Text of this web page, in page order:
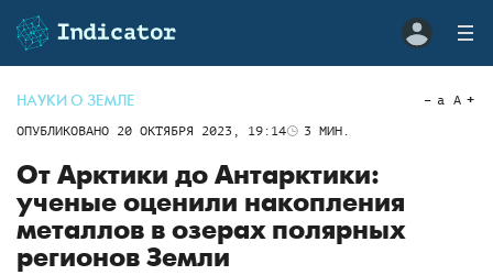
НАУКИ О ЗЕМЛЕ
ОПУБЛИКОВАНО 20 ОКТЯБРЯ 2023, 19:14 3 МИН.
a A
От Арктики до Антарктики:
ученые оценили накопления
металлов в озерах полярных
регионов Земли